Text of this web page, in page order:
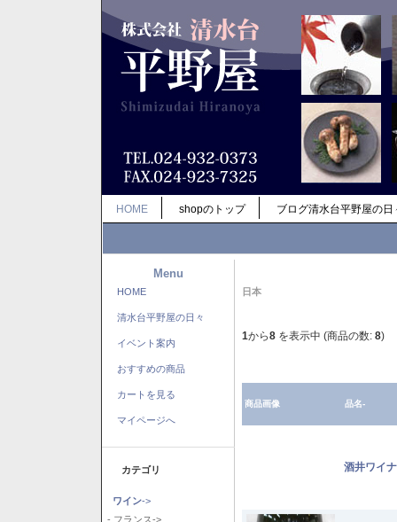
HOME shopのトップ ブログ清水台平野屋の日
Menu
HOME
清水台平野屋の日々
イベント案内
おすすめの商品
カートを見る
マイページへ
カテゴリ
ワイン->
- フランス->
日本
1から8 を表示中 (商品の数: 8)
商品画像 品名-
酒井ワイ